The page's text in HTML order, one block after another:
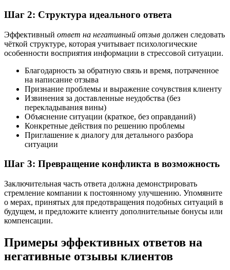
Шаг 2: Структура идеального ответа
Эффективный ответ на негативный отзыв должен следовать
чёткой структуре, которая учитывает психологические
особенности восприятия информации в стрессовой ситуации.
Благодарность за обратную связь и время, потраченное
на написание отзыва
Признание проблемы и выражение сочувствия клиенту
Извинения за доставленные неудобства (без
перекладывания вины)
Объяснение ситуации (краткое, без оправданий)
Конкретные действия по решению проблемы
Приглашение к диалогу для детального разбора
ситуации
Шаг 3: Превращение конфликта в возможность
Заключительная часть ответа должна демонстрировать
стремление компании к постоянному улучшению. Упомяните
о мерах, принятых для предотвращения подобных ситуаций в
будущем, и предложите клиенту дополнительные бонусы или
компенсации.
Примеры эффективных ответов на
негативные отзывы клиентов